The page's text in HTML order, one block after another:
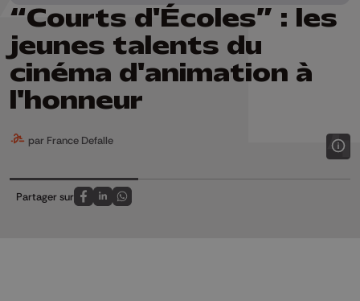
“Courts d'Écoles” : les
jeunes talents du
cinéma d'animation à
l'honneur
par France Defalle
Partager sur
Partagez sur FaceBook
Partagez sur LinkedIn
Partagez sur Whatsapp